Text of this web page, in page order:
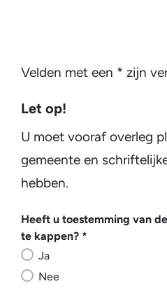
Velden met een * zijn
Let op!
U moet vooraf overleg
gemeente en
hebben.
Heeft u toestemming
Heeft u toestemming van
te kappen? *
Ja
Nee